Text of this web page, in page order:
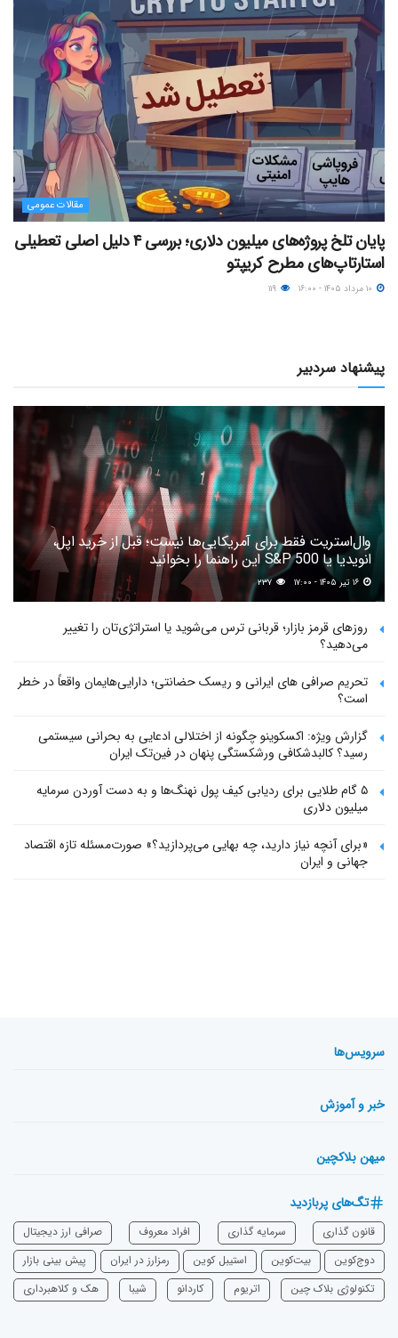
مقالات عمومی
پایان تلخ پروژه‌های میلیون دلاری؛ بررسی ۴ دلیل اصلی تعطیلی
استارتاپ‌های مطرح کریپتو
پیشنهاد سردبیر
وال‌استریت فقط برای آمریکایی‌ها نیست؛ قبل از خرید اپل،
انویدیا یا S&P 500 این راهنما را بخوانید
۲۳۷
روزهای قرمز بازار؛ قربانی ترس می‌شوید یا استراتژی‌تان را تغییر
می‌دهید؟
تحریم صرافی های ایرانی و ریسک حضانتی؛ دارایی‌هایمان واقعاً در خطر
است؟
گزارش ویژه: اکسکوینو چگونه از اختلالی ادعایی به بحرانی سیستمی
رسید؟ کالبدشکافی ورشکستگی پنهان در فین‌تک ایران
۵ گام طلایی برای ردیابی کیف پول‌ نهنگ‌ها و به دست آوردن سرمایه
میلیون دلاری
«برای آنچه نیاز دارید، چه بهایی می‌پردازید؟» صورت‌مسئله تازه اقتصاد
جهانی و ایران
سرویس‌ها
خبر و آموزش
میهن بلاکچین
تگ‌های پربازدید
قانون گذاری سرمایه‌ گذاری افراد معروف
صرافی ارز دیجیتال
دوج‌کوین
بیت‌کوین استیبل کوین رمزارز در ایران
پیش بینی بازار
تکنولوژی بلاک چین
اتریوم ‌کاردانو شیبا هک و کلاهبرداری